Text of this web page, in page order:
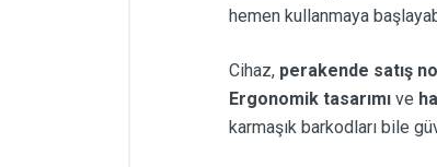
hemen kullanmaya
Cihaz, perakende satış
Ergonomik tasarımı ve
karmaşık barkodları bile